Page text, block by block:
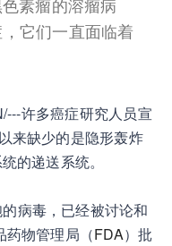
素瘤的溶瘤病
它们一直面临着
许多癌症研究人员宣
来缺少的是隐形轰炸
的递送系统。
病毒，已经被讨论和
药物管理局（FDA）批